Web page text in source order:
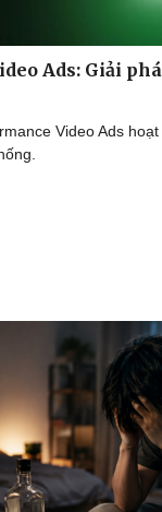
Sành
Ads: Giải
Video Ads